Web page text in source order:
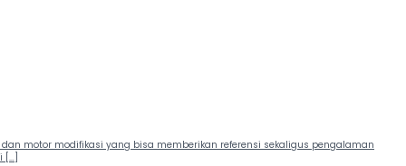
motor modifikasi yang bisa memberikan referensi sekaligus pengalaman
[…]